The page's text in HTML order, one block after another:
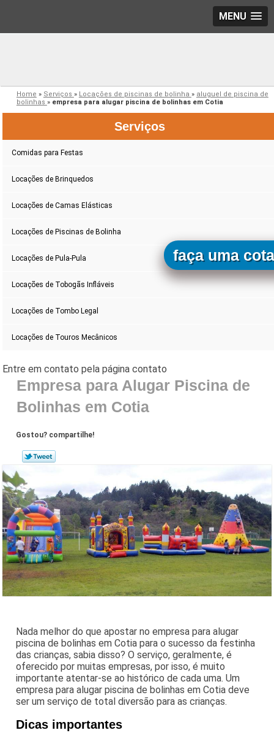
MENU
Home » Serviços » Locações de piscinas de bolinha » aluguel de piscina de
bolinhas » empresa para alugar piscina de bolinhas em Cotia
Serviços
Comidas para Festas
Locações de Brinquedos
Locações de Camas Elásticas
Locações de Piscinas de Bolinha
Locações de Pula-Pula
Locações de Tobogãs Infláveis
Locações de Tombo Legal
Locações de Touros Mecânicos
Empresa para Alugar Piscina de
Bolinhas em Cotia
Gostou? compartilhe!
Nada melhor do que apostar no empresa para alugar
piscina de bolinhas em Cotia para o sucesso da festinha
das crianças, sabia disso? O serviço, geralmente, é
oferecido por muitas empresas, por isso, é muito
importante atentar-se ao histórico de cada uma. Um
empresa para alugar piscina de bolinhas em Cotia deve
ser um serviço de total diversão para as crianças.
Dicas importantes
faça uma